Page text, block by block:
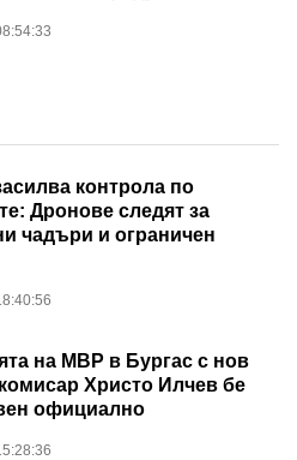
контрола по
Дронове следят за
чадъри и ограничен
на МВР в Бургас с нов
Христо Илчев бе
официално